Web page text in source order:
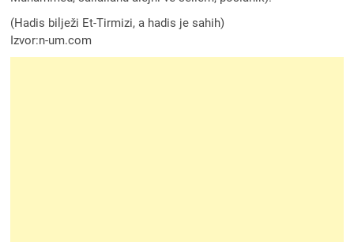
(Hadis bilježi Et-Tirmizi, a hadis je sahih)
Izvor:n-um.com